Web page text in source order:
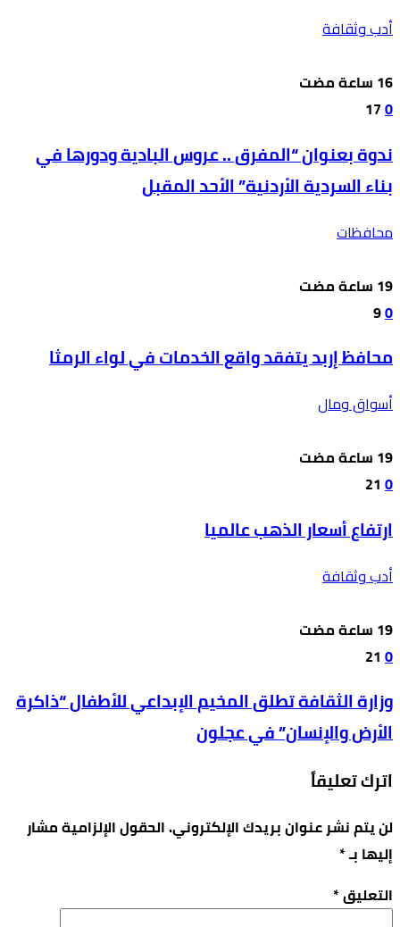
أدب وثقافة
0
17
ندوة بعنوان “المفرق .. عروس البادية ودورها في
بناء السردية الأردنية” الأحد المقبل
محافظات
0
9
محافظ إربد يتفقد واقع الخدمات في لواء الرمثا
أسواق ومال
0
21
ارتفاع أسعار الذهب عالميا
أدب وثقافة
0
21
وزارة الثقافة تطلق المخيم الإبداعي للأطفال “ذاكرة
الأرض والإنسان” في عجلون
اترك تعليقاً
لن يتم نشر عنوان بريدك الإلكتروني.الحقول الإلزامية مشار
إليها بـ*
التعليق*